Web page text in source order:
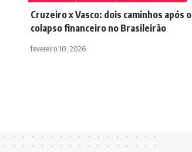
Cruzeiro x Vasco: dois caminhos após o
colapso financeiro no Brasileirão
fevereiro 10, 2026